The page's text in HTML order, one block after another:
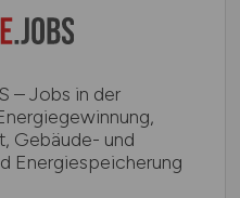
– Jobs in der
Gebäude- und
Energiespeicherung